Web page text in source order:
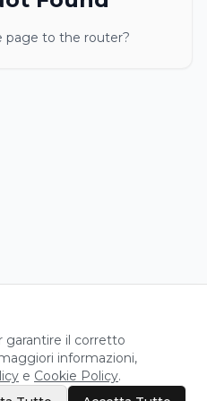
page to the router?
garantire il corretto
informazioni,
e Cookie Policy.